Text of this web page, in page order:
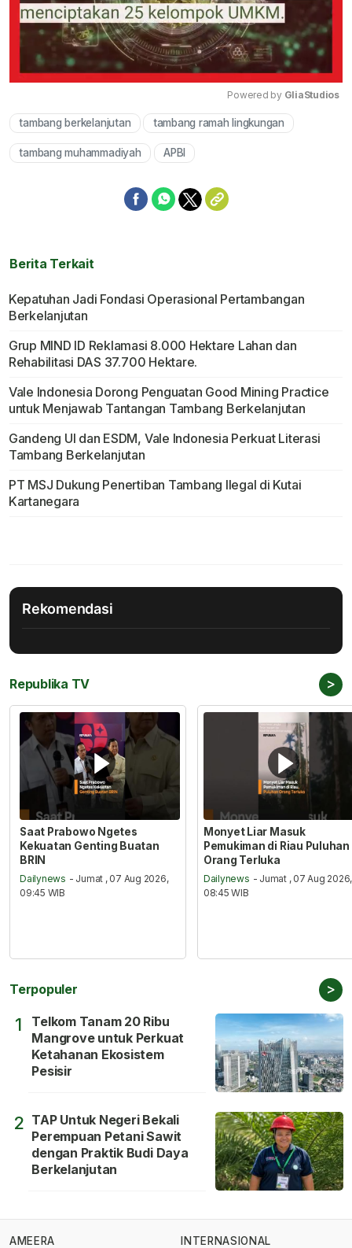
Mute
Powered by GliaStudios
tambang berkelanjutan tambang ramah lingkungan
tambang muhammadiyah APBI
Berita Terkait
Kepatuhan Jadi Fondasi Operasional Pertambangan
Berkelanjutan
Grup MIND ID Reklamasi 8.000 Hektare Lahan dan
Rehabilitasi DAS 37.700 Hektare.
Vale Indonesia Dorong Penguatan Good Mining Practice
untuk Menjawab Tantangan Tambang Berkelanjutan
Gandeng UI dan ESDM, Vale Indonesia Perkuat Literasi
Tambang Berkelanjutan
PT MSJ Dukung Penertiban Tambang Ilegal di Kutai
Kartanegara
Rekomendasi
Republika TV >
Saat Prabowo Ngetes
Kekuatan Genting Buatan
BRIN
Dailynews - Jumat , 07 Aug 2026,
09:45 WIB
Monyet Liar Masuk
Pemukiman di Riau Puluhan
Orang Terluka
Dailynews - Jumat , 07 Aug 2026,
08:45 WIB
Terpopuler >
1
Telkom Tanam 20 Ribu
Mangrove untuk Perkuat
Ketahanan Ekosistem
Pesisir
2 TAP Untuk Negeri Bekali
Perempuan Petani Sawit
dengan Praktik Budi Daya
Berkelanjutan
AMEERA INTERNASIONAL